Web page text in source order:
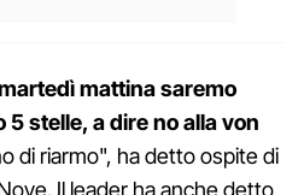
mattina saremo
stelle, a dire no alla von
di riarmo", ha detto ospite di
Il leader ha anche detto